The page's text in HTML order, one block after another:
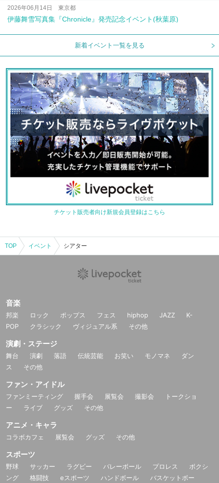
2026年06月14日 東京都
伊藤舞雪写真集『Chronicle』発売記念イベント(秋葉原)
新着イベント一覧を見る
チケット販売者向け新規会員登録はこちら
TOP イベント シアター
音楽
邦楽 ロック ポップス フェス hiphop JAZZ
K-
POP
クラシック ヴィジュアル系 その他
演劇・ステージ
舞台 演劇 落語 伝統芸能 お笑い モノマネ
ダン
ス
その他
ファン・アイドル
ファンミーティング 握手会 展覧会 撮影会
トークショ
ー
ライブ グッズ その他
アニメ・キャラ
コラボカフェ 展覧会 グッズ その他
スポーツ
野球 サッカー ラグビー バレーボール プロレス
ボクシ
ング
格闘技 eスポーツ ハンドボール
バスケットボー